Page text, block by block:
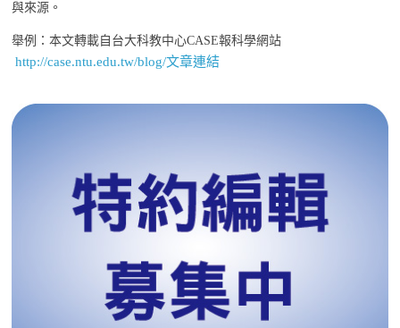
與來源。
舉例：本文轉載自台大科教中心CASE報科學網站
http://case.ntu.edu.tw/blog/文章連結